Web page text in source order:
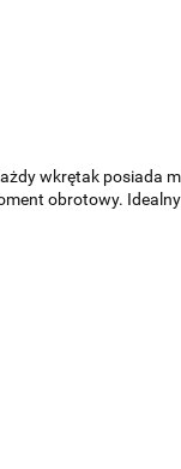
wkrętak posiada
obrotowy.